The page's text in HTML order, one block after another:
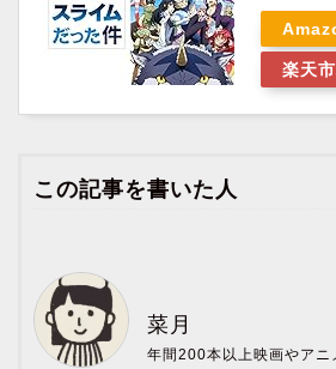
楽天
この記事を書いた人
菜月
年間200本以上映画やアニ